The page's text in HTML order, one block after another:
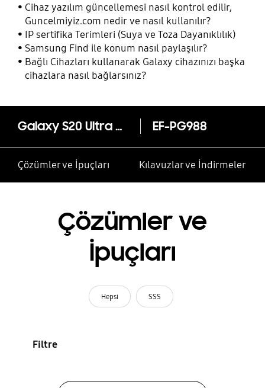
Cihaz yazılım güncellemesi nasıl kontrol edilir,
Guncelmiyiz.com nedir ve nasıl kullanılır?
IP sertifika Terimleri (Suya ve Toza Dayanıklılık)
Samsung Find ile konum nasıl paylaşılır?
Bağlı Cihazları kullanarak Galaxy cihazınızı başka
cihazlara nasıl bağlarsınız?
Galaxy S20 Ultra Silikon Kılıf EF-PG988
Çözümler ve İpuçları Kılavuzlar ve İndirmeler
Çözümler ve
İpuçları
Hepsi SSS
Filtre